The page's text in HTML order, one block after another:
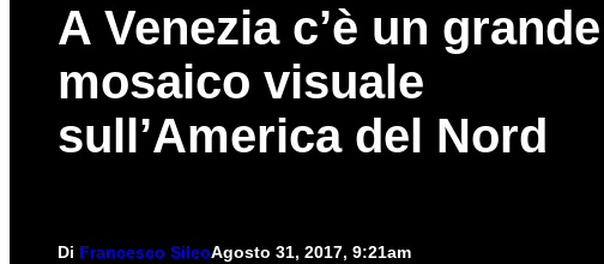
A Venezia c’è un grande
mosaico visuale
sull’America del Nord
Di Francesco SileoAgosto 31, 2017, 9:21am